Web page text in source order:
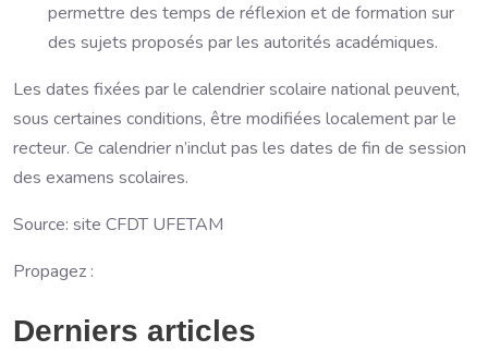
permettre des temps de réflexion et de formation sur
des sujets proposés par les autorités académiques.
Les dates fixées par le calendrier scolaire national peuvent,
sous certaines conditions, être modifiées localement par le
recteur. Ce calendrier n’inclut pas les dates de fin de session
des examens scolaires.
Source: site CFDT UFETAM
Propagez :
Derniers articles